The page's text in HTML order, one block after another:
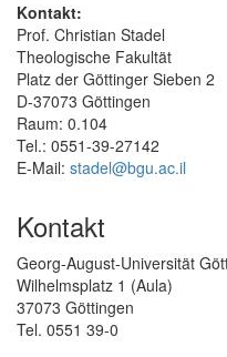
Kontakt:
Prof. Christian Stadel
Theologische Fakultät
Platz der Göttinger Sieben 2
D-37073 Göttingen
Raum: 0.104
Tel.: 0551-39-27142
E-Mail: stadel@bgu.ac.il
Kontakt
Georg-August-Universität
Wilhelmsplatz 1 (Aula)
37073 Göttingen
Tel. 0551 39-0